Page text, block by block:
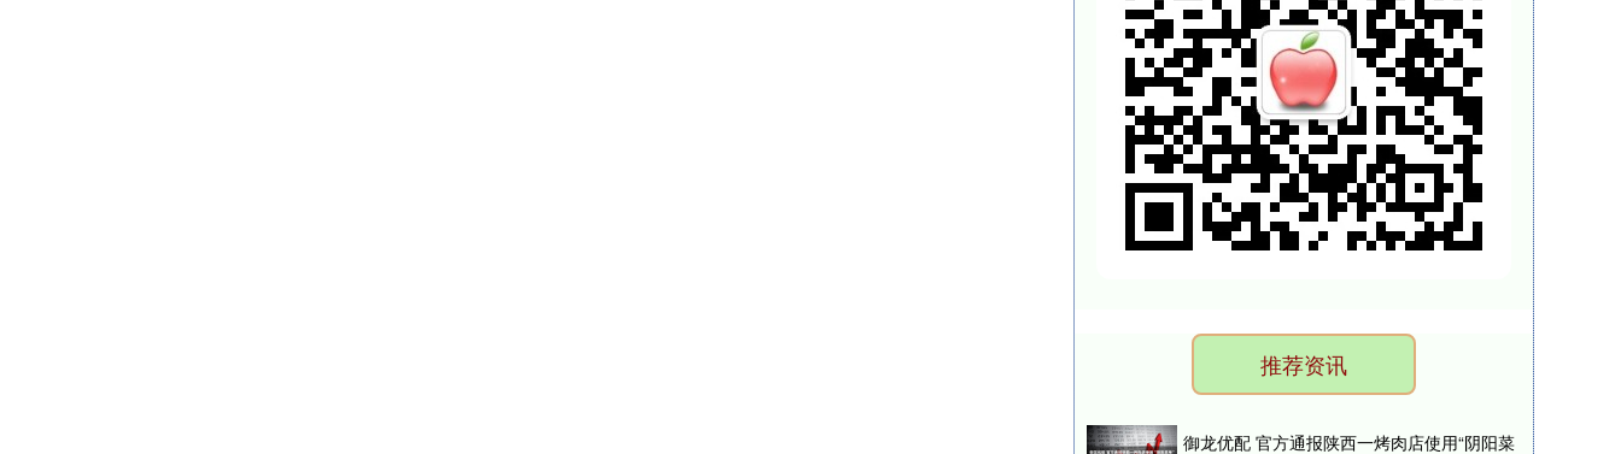
推荐资讯
御龙优配 官方通报陕西一烤肉店使用“阴阳菜